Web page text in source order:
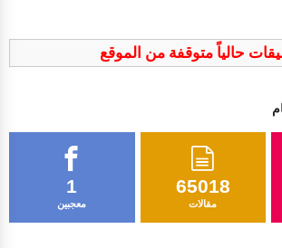
حالياً متوقفة من الموقع
1
معجبين
65018
مقالات